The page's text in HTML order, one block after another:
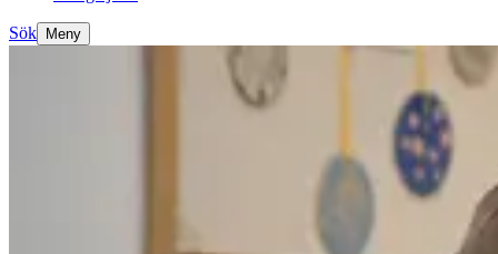
Sök Meny